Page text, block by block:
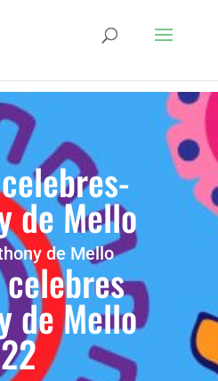
de Mello
de Mello
de Mello
22